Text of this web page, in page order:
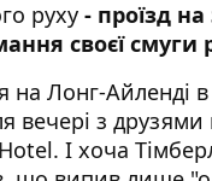
руху - проїзд
своєї смуги
на Лонг-Айленді
вечері з друзями
І хоча